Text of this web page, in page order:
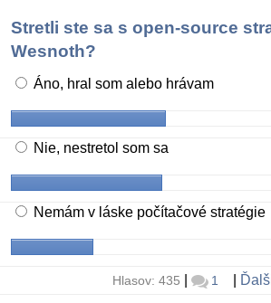
Stretli ste sa s open-source
Wesnoth?
Áno, hral som alebo hrávam
Nie, nestretol som sa
Nemám v láske počítačové stratégie
Hlasov: 435 1